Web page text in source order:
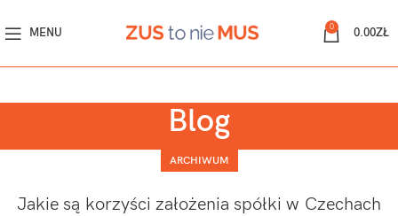
MENU 0 0.00ZŁ
Blog
ARCHIWUM
Jakie są korzyści założenia spółki w Czechach